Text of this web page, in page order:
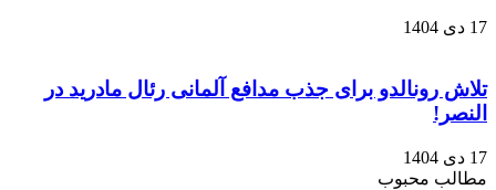
17 دی 1404
تلاش رونالدو برای جذب مدافع آلمانی رئال مادرید در
النصر!
17 دی 1404
مطالب محبوب